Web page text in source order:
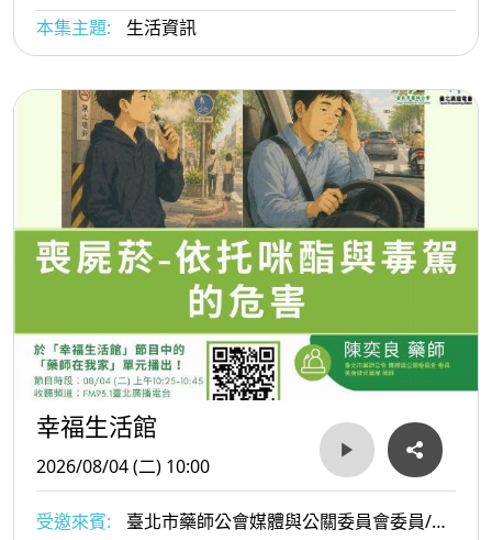
本集主題:
生活資訊
幸福生活館
2026/08/04 (二) 10:00
受邀來賓:
臺北市藥師公會媒體與公關委員會委員/美